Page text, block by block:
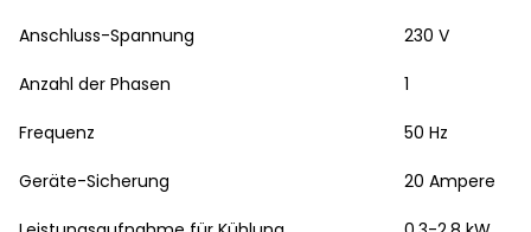
Anschluss-Spannung 230 V
Anzahl der Phasen 1
Frequenz 50 Hz
Geräte-Sicherung 20 Ampere